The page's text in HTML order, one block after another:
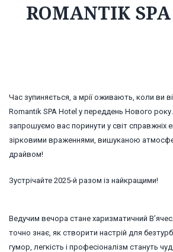
ROMANTIK
Час зупиняється, а мрії оживають, коли ви
Romantik SPA Hotel у переддень Нового
запрошуємо вас поринути у світ справжніх
зірковими враженнями, вишуканою
драйвом!
Зустрічайте 2025-й разом із найкращими!
Ведучим вечора стане харизматичний
точно знає, як створити настрій для
гумор, легкість і професіоналізм стануть